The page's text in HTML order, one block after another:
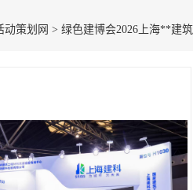
动策划网 > 绿色建博会2026上海**建